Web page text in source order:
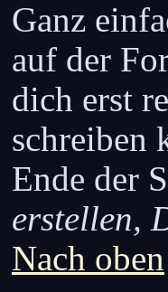
Ganz
auf der
dich erst
schreiben
Ende der
erstellen,
Nach oben